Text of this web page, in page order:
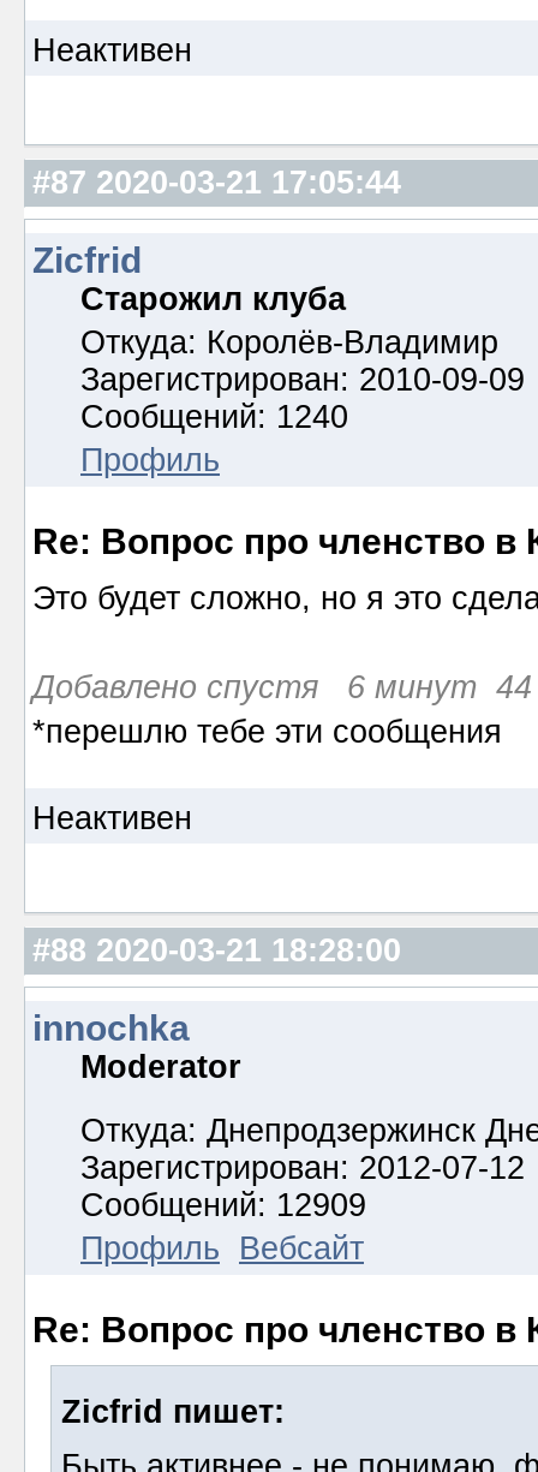
Неактивен
#87 2020-03-21 17:05:44
Zicfrid
Старожил клуба
Откуда: Королёв-Владимир
Зарегистрирован: 2010-09-09
Сообщений: 1240
Профиль
Re: Вопрос про членство в
Это будет сложно, но я это
Добавлено спустя 6 минут 44
*перешлю тебе эти сообщения
Неактивен
#88 2020-03-21 18:28:00
innochka
Moderator
Откуда: Днепродзержинск
Зарегистрирован: 2012-07-12
Сообщений: 12909
Профиль
Вебсайт
Re: Вопрос про членство в
Zicfrid пишет: